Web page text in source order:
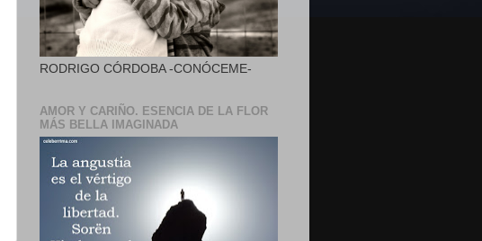
RODRIGO CÓRDOBA -CONÓCEME-
AMOR Y CARIÑO. ESENCIA DE LA FLOR
MÁS BELLA IMAGINADA